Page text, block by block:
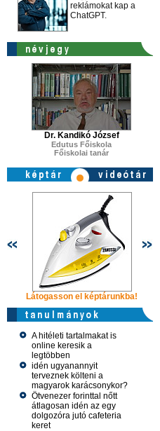
reklámokat kap a
ChatGPT.
Dr. Kandikó József
Edutus Főiskola
Főiskolai tanár
Látogasson el képtárunkba!
A hitéleti tartalmakat is
online keresik a
legtöbben
idén ugyanannyit
terveznek költeni a
magyarok karácsonykor?
Ötvenezer forinttal nőtt
átlagosan idén az egy
dolgozóra jutó cafeteria
keret